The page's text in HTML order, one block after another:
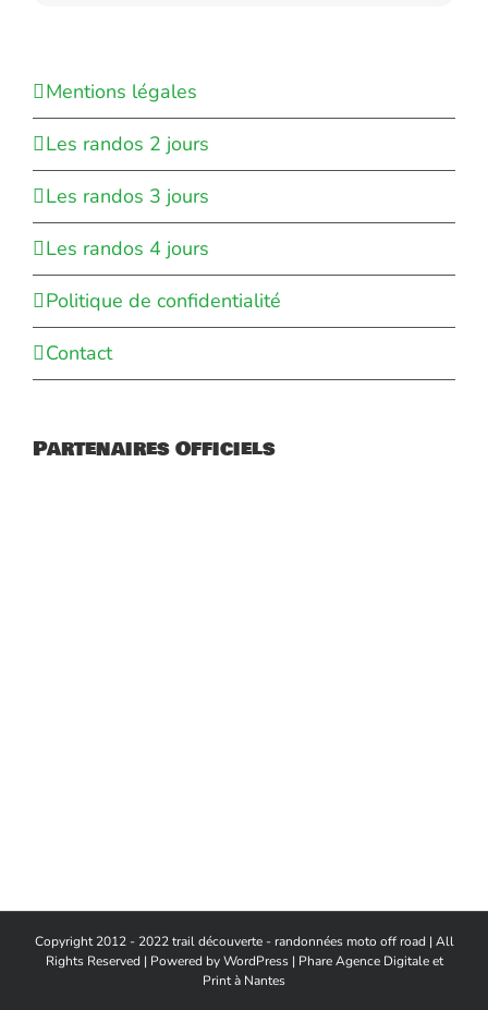
Mentions légales
Les randos 2 jours
Les randos 3 jours
Les randos 4 jours
Politique de confidentialité
Contact
Partenaires Officiels
Copyright 2012 - 2022 trail découverte - randonnées moto off road | All
Rights Reserved | Powered byWordPress| Phare Agence Digitale et
Print à Nantes